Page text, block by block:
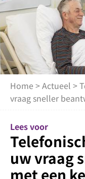
Home >Actueel >
vraag sneller
Lees voor
uw vraag
met een